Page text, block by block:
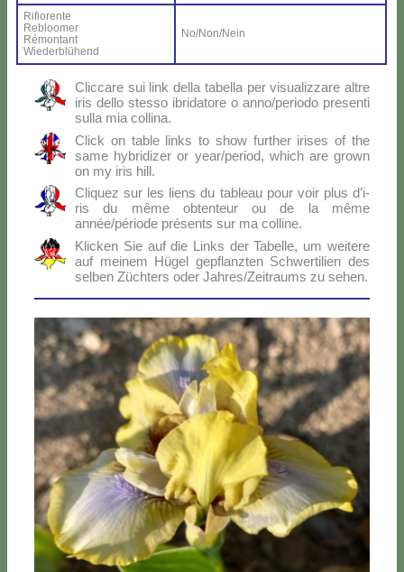
Ri­fio­ren­te
Re­bloo­mer
Ré­mon­tant
Wie­der­blü­hend
No/Non/Nein
Clic­ca­re sui link del­la ta­bel­la per vi­sua­liz­za­re al­tre
iris del­lo stes­so ibri­da­to­re o anno/periodo pre­sen­ti
sul­la mia col­li­na.
Click on ta­ble links to show fur­ther iri­ses of the
sa­me hy­bri­di­zer or year/period, which are gro­wn
on my iris hill.
Cli­quez sur les liens du ta­bleau pour voir plus d’i­
ris du mê­me ob­ten­teur ou de la mê­me
année/période pré­sen­ts sur ma col­li­ne.
Klic­ken Sie auf die Links der Ta­bel­le, um wei­te­re
auf mei­nem Hü­gel ge­p­flanz­ten Sch­wer­ti­lien des
sel­ben Zü­ch­ters oder Jahres/Zeitraums zu se­hen.